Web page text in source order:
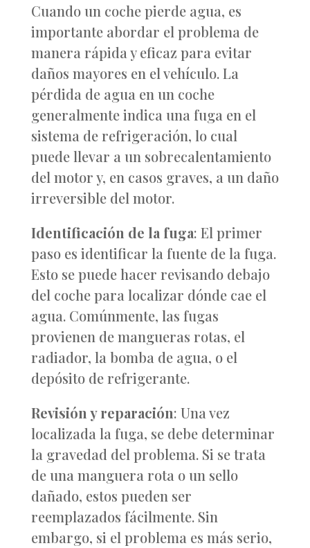
Cuando un coche pierde agua, es
importante abordar el problema de
manera rápida y eficaz para evitar
daños mayores en el vehículo. La
pérdida de agua en un coche
generalmente indica una fuga en el
sistema de refrigeración, lo cual
puede llevar a un sobrecalentamiento
del motor y, en casos graves, a un daño
irreversible del motor.
Identificación de la fuga: El primer
paso es identificar la fuente de la fuga.
Esto se puede hacer revisando debajo
del coche para localizar dónde cae el
agua. Comúnmente, las fugas
provienen de mangueras rotas, el
radiador, la bomba de agua, o el
depósito de refrigerante.
Revisión y reparación: Una vez
localizada la fuga, se debe determinar
la gravedad del problema. Si se trata
de una manguera rota o un sello
dañado, estos pueden ser
reemplazados fácilmente. Sin
embargo, si el problema es más serio,